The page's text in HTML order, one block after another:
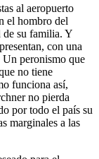
al aeropuerto
el hombro del
de su familia. Y
con una
Un peronismo que
no tiene
funciona así,
no pierda
por todo el país su
marginales a las